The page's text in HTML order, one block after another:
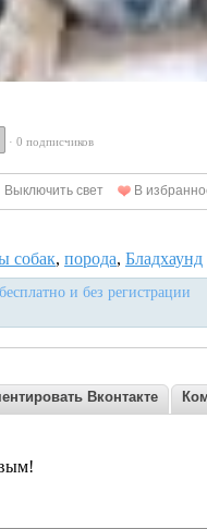
· 0 подписчиков
Выключить свет В
собак, порода, Бладхаунд
и без регистрации
Вконтакте